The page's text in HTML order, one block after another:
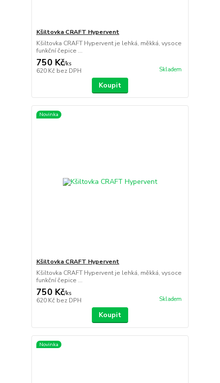
Kšiltovka CRAFT Hypervent
Kšiltovka CRAFT Hypervent je lehká, měkká, vysoce
funkční čepice ...
750 Kč/ks
620 Kč bez DPH Skladem
Koupit
Novinka
Kšiltovka CRAFT Hypervent
Kšiltovka CRAFT Hypervent je lehká, měkká, vysoce
funkční čepice ...
750 Kč/ks
620 Kč bez DPH Skladem
Koupit
Novinka